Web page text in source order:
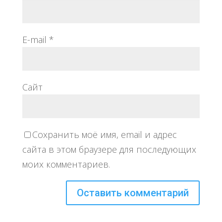
E-mail *
Сайт
Сохранить моё имя, email и адрес
сайта в этом браузере для последующих
моих комментариев.